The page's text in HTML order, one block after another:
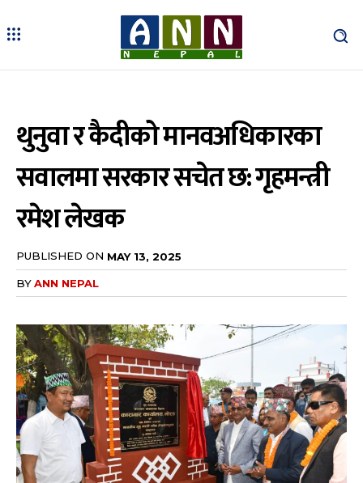
थुनुवा र कैदीको मानवअधिकारका
सवालमा सरकार सचेत छ: गृहमन्त्री
रमेश लेखक
PUBLISHED ON MAY 13, 2025
BYANN NEPAL